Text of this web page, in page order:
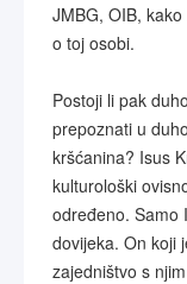
JMBG, OIB,
o toj osobi.
Postoji li pak
prepoznati u
kršćanina? Isus
kulturološki
određeno. Samo
dovijeka. On koji
zajedništvo s